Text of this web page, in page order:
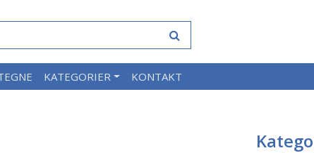
KATEGORIER KONTAKT